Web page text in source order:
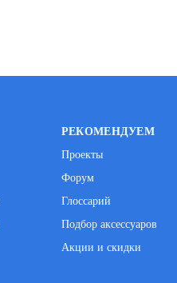
РЕКОМЕНДУЕМ
Проекты
Форум
Глоссарий
Подбор аксессуаров
Акции и скидки